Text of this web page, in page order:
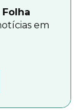
em